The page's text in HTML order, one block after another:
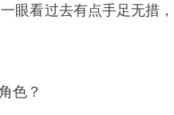
眼看过去有点手足无措，
色？